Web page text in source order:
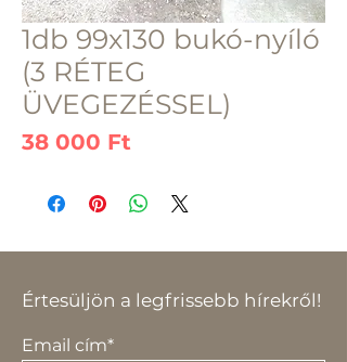
1db 99x130 bukó-nyíló
(3 RÉTEG
ÜVEGEZÉSSEL)
38 000 Ft
Értesüljön a legfrissebb hírekről!
Email cím*